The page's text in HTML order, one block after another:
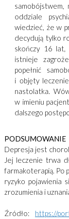
samobójstwem,
oddziale
wiedzieć, że w
decydują tylko
skończy 16 lat,
istnieje
popełnić
i objęty
nastolatka.
w imieniu
dalszego
PODSUMOWANIE
Depresja jest
Jej leczenie trwa
farmakoterapią. Po
ryzyko pojawienia
zrozumienia i
Źródło: https://